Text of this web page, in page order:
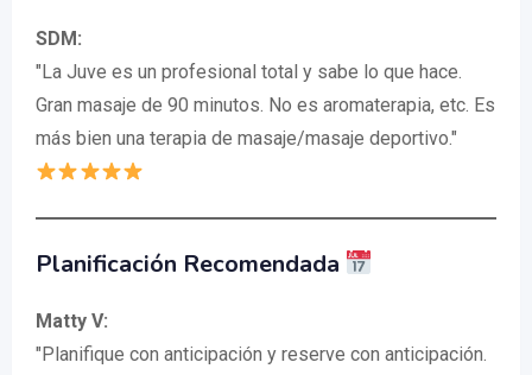
SDM:
"La Juve es un profesional total y sabe lo que hace.
Gran masaje de 90 minutos. No es aromaterapia, etc. Es
más bien una terapia de masaje/masaje deportivo."
Planificación Recomendada
Matty V:
"Planifique con anticipación y reserve con anticipación.